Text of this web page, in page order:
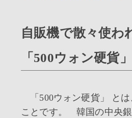
自販機で散々使
「500ウォン硬貨」
「500ウォン硬貨」 と
ことです。 韓国の中央